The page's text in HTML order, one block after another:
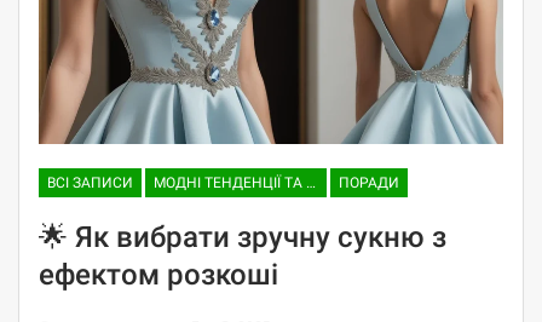
ВСІ ЗАПИСИ МОДНІ ТЕНДЕНЦІЇ ТА ТРЕНДИ ПОРАДИ
🌟 Як вибрати зручну сукню з
ефектом розкоші